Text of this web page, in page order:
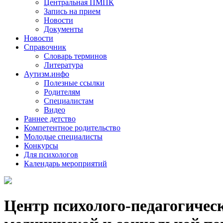
Центральная ПМПК
Запись на прием
Новости
Документы
Новости
Справочник
Словарь терминов
Литература
Аутизм.инфо
Полезные ссылки
Родителям
Специалистам
Видео
Раннее детство
Компетентное родительство
Молодые специалисты
Конкурсы
Для психологов
Календарь мероприятий
Центр психолого-